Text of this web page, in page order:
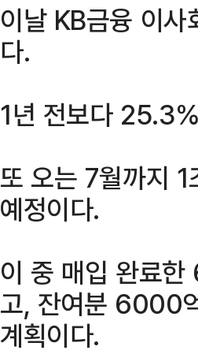
이날 KB금융 이
다.
1년 전보다
또 오는 7월까지
예정이다.
이 중 매입 완료
고, 잔여분 6000
계획이다.